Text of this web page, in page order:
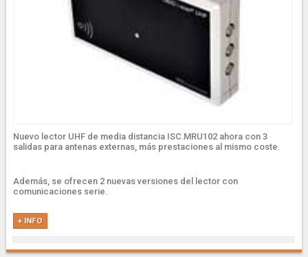
Nuevo lector UHF de media distancia ISC.MRU102 ahora con 3
salidas para antenas externas, más prestaciones al mismo coste.
Además, se ofrecen 2 nuevas versiones del lector con
comunicaciones serie.
+ INFO